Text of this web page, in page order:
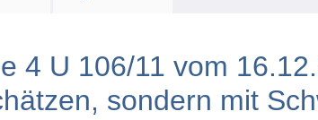
4 U 106/11 vom
sondern mit